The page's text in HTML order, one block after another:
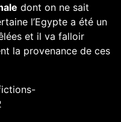
dont on ne sait
l’Egypte a été un
et il va falloir
la provenance de ces